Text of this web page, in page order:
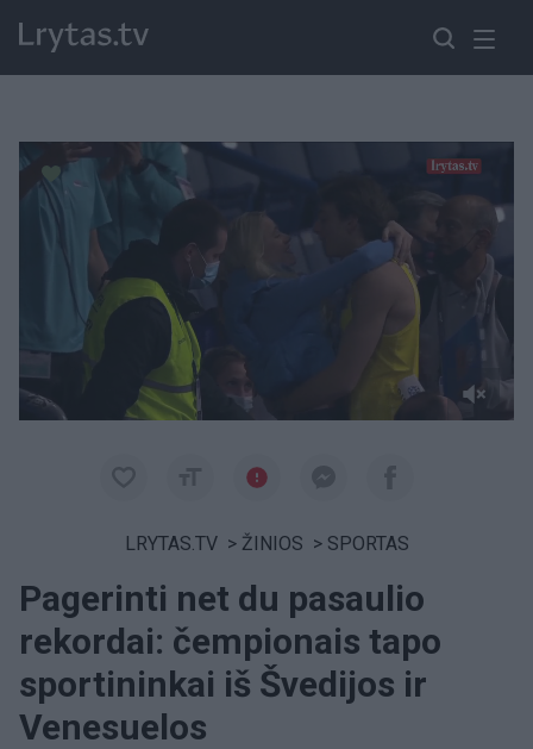
Paremkite Ukrainą
LRYTAS.TV > ŽINIOS > SPORTAS
Pagerinti net du pasaulio
rekordai: čempionais tapo
sportininkai iš Švedijos ir
Venesuelos